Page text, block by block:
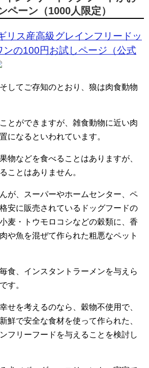
ペーン（1000人限定）
リス産高級グレインフリードッ
ンの100円お試しページ（公式
してご存知のとおり、狼は肉食動物
とができますが、雑食動物に近い肉
になるといわれています。
物などを食べることはありますが、
ことはありません。
が、スーパーやホームセンター、ペ
安に販売されているドッグフードの
麦・トウモロコシなどの穀類に、香
や魚を混ぜて作られた粗悪なペット
食、インスタントラーメンを与えら
す。
せを考えるのなら、穀物不使用で、
鮮で安全な食材を使って作られた、
フリーフードを与えることを検討し